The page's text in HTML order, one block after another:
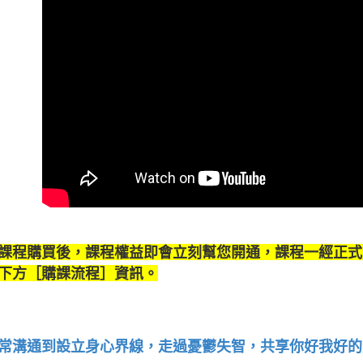
程購買後，課程權益即會立刻幫您開通，課程一經正
方［購課流程］資訊。
溝通到設立身心界線，走過憂鬱失智，共享你好我好